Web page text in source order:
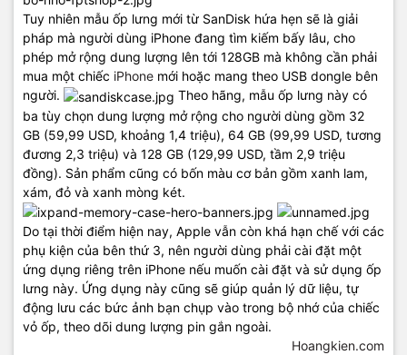
Tuy nhiên mẫu ốp lưng mới từ SanDisk hứa hẹn sẽ là giải
pháp mà người dùng iPhone đang tìm kiếm bấy lâu, cho
phép mở rộng dung lượng lên tới 128GB mà không cần phải
mua một chiếc iPhone mới hoặc mang theo USB dongle bên
người.
Theo hãng, mẫu ốp lưng này có
ba tùy chọn dung lượng mở rộng cho người dùng gồm 32
GB (59,99 USD, khoảng 1,4 triệu), 64 GB (99,99 USD, tương
đương 2,3 triệu) và 128 GB (129,99 USD, tầm 2,9 triệu
đồng). Sản phẩm cũng có bốn màu cơ bản gồm xanh lam,
xám, đỏ và xanh mòng két.
Do tại thời điểm hiện nay, Apple vẫn còn khá hạn chế với các
phụ kiện của bên thứ 3, nên người dùng phải cài đặt một
ứng dụng riêng trên iPhone nếu muốn cài đặt và sử dụng ốp
lưng này. Ứng dụng này cũng sẽ giúp quản lý dữ liệu, tự
động lưu các bức ảnh bạn chụp vào trong bộ nhớ của chiếc
vỏ ốp, theo dõi dung lượng pin gắn ngoài.
Hoangkien.com